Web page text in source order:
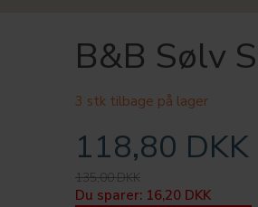
B&B Sølv
3 stk tilbage på lager
118,80 DKK
135,00 DKK
Du sparer: 16,20 DKK